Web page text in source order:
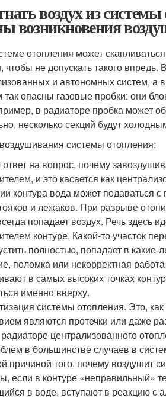
воздух из
возникновения
отопления может
чтобы не допускать такого
и автономных систем,
так опасны газовые пробки: они
в радиаторе пробка может
несколько секций будут
системы отопления:
на вопрос, почему
и это касается как
контура вода может подаваться
и лежаков. При разрыве
попадает воздух. Речь здесь
контуре. Какой-то участок
полностью, попадает в
поломка или некорректная
в самых высоких точках
именно вверху.
системы отопления. Это,
являются протечки или даже
централизованного
в большинстве случаев в
причиной того, почему воздушит
если в контуре «неправильный»
в воде, вступают в реакцию с